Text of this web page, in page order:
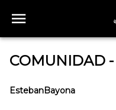
COMUNIDAD
EstebanBayona